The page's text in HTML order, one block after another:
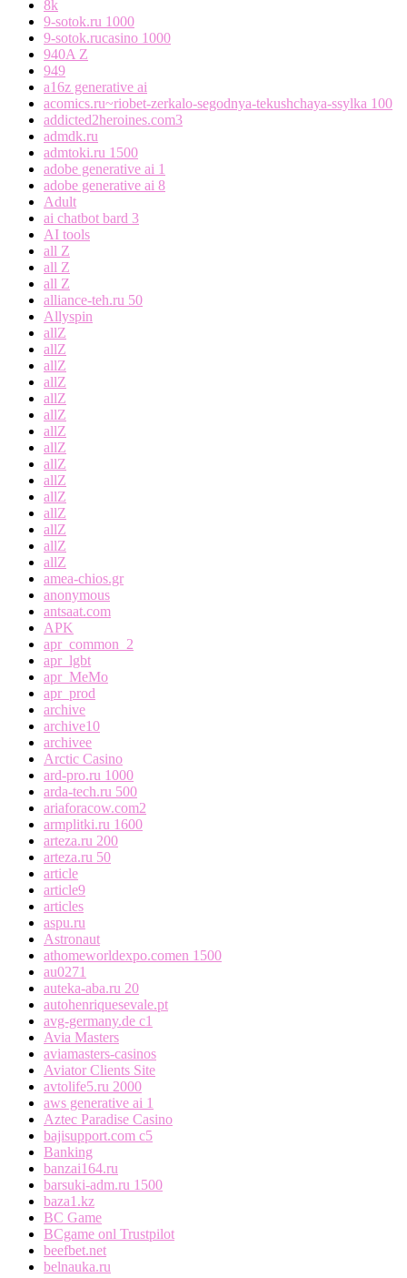
8k
9-sotok.ru 1000
9-sotok.rucasino 1000
940A Z
949
a16z generative ai
acomics.ru~riobet-zerkalo-segodnya-tekushchaya-ssylka 100
addicted2heroines.com3
admdk.ru
admtoki.ru 1500
adobe generative ai 1
adobe generative ai 8
Adult
ai chatbot bard 3
AI tools
all Z
all Z
all Z
alliance-teh.ru 50
Allyspin
allZ
allZ
allZ
allZ
allZ
allZ
allZ
allZ
allZ
allZ
allZ
allZ
allZ
allZ
allZ
amea-chios.gr
anonymous
antsaat.com
APK
apr_common_2
apr_lgbt
apr_MeMo
apr_prod
archive
archive10
archivee
Arctic Casino
ard-pro.ru 1000
arda-tech.ru 500
ariaforacow.com2
armplitki.ru 1600
arteza.ru 200
arteza.ru 50
article
article9
articles
aspu.ru
Astronaut
athomeworldexpo.comen 1500
au0271
auteka-aba.ru 20
autohenriquesevale.pt
avg-germany.de c1
Avia Masters
aviamasters-casinos
Aviator Clients Site
avtolife5.ru 2000
aws generative ai 1
Aztec Paradise Casino
bajisupport.com c5
Banking
banzai164.ru
barsuki-adm.ru 1500
baza1.kz
BC Game
BCgame onl Trustpilot
beefbet.net
belnauka.ru